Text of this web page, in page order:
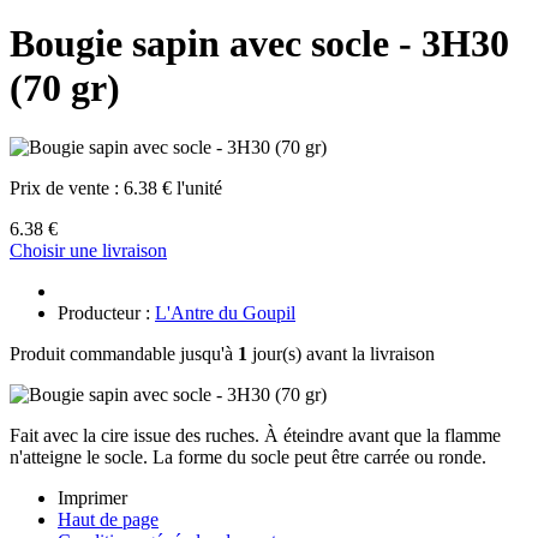
Bougie sapin avec socle - 3H30
(70 gr)
Prix de vente : 6.38 € l'unité
6.38 €
Choisir une livraison
Producteur : L'Antre du Goupil
Produit commandable jusqu'à 1 jour(s) avant la livraison
Fait avec la cire issue des ruches. À éteindre avant que la flamme
n'atteigne le socle. La forme du socle peut être carrée ou ronde.
Imprimer
Haut de page